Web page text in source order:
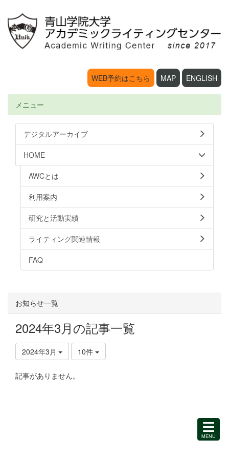
WEB予約はこちら MAP ENGLISH
MENU
を
お知らせ一覧
2024年3月の記事一覧
2024年3月 10件
記事がありません。
メニュー
デジタルアーカイブ
HOME
AWCとは
利用案内
研究と活動実績
ライティング関連情報
FAQ